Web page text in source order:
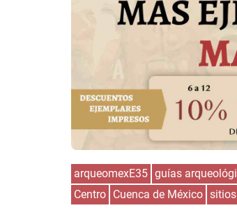
arqueomexE35 guías
Centro Cuenca de México